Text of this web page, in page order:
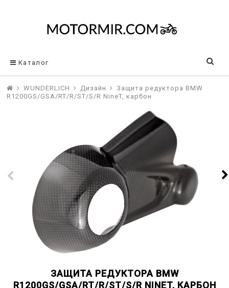
Каталог
WUNDERLICH Дизайн
Защита редуктора BMW
R1200GS/GSA/RT/R/ST/S/R NineT, карбон
ЗАЩИТА РЕДУКТОРА BMW
R1200GS/GSA/RT/R/ST/S/R NINET, КАРБОН